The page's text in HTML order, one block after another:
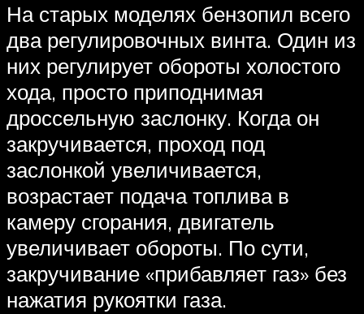
На старых моделях бензопил всего
два регулировочных винта. Один из
них регулирует обороты холостого
хода, просто приподнимая
дроссельную заслонку. Когда он
закручивается, проход под
заслонкой увеличивается,
возрастает подача топлива в
камеру сгорания, двигатель
увеличивает обороты. По сути,
закручивание «прибавляет газ» без
нажатия рукоятки газа.